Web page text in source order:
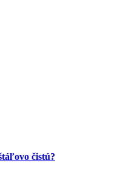
čistú?